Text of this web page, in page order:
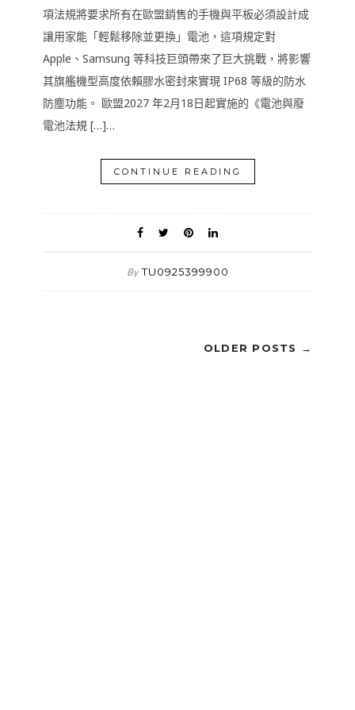
項法規將要求所有在歐盟銷售的手機與平板必須設計成
讓用家能「輕鬆移除並更換」電池，這項規定對
Apple、Samsung 等科技巨頭帶來了巨大挑戰，將影響
其旗艦機型高度依賴膠水密封來實現 IP68 等級的防水
防塵功能。 歐盟2027 年2月18日起實施的《電池與廢
電池法規 […]…
CONTINUE READING
By TU0925399900
OLDER POSTS →